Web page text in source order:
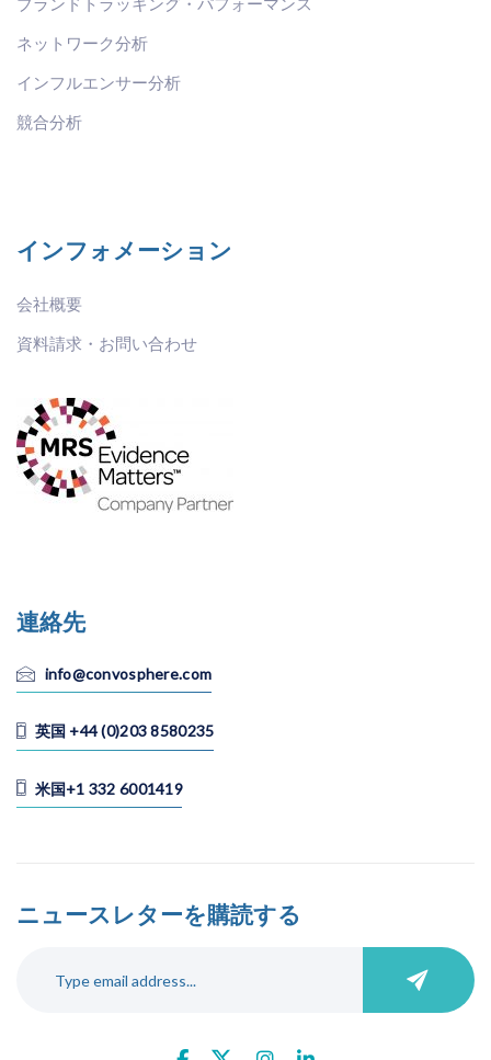
ネットワーク分析
インフルエンサー分析
競合分析
インフォメーション
会社概要
資料請求・お問い合わせ
連絡先
info@convosphere.com
英国 +44 (0)203 8580235
米国+1 332 6001419
ニュースレターを購読する